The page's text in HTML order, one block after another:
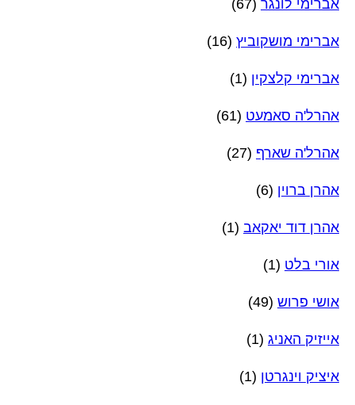
אברימי לונגר (67)
אברימי מושקוביץ (16)
אברימי קלצקין (1)
אהרל'ה סאמעט (61)
אהרל'ה שארף (27)
אהרן ברוין (6)
אהרן דוד יאקאב (1)
אורי בלט (1)
אושי פרוש (49)
אייזיק האניג (1)
איציק וינגרטן (1)